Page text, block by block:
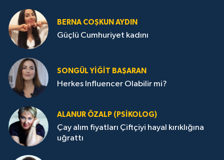
BERNA COŞKUN AYDIN
Güçlü Cumhuriyet kadını
SONGÜL YIĞIT BAŞARAN
Herkes Influencer Olabilir mi?
ALANUR ÖZALP (PSIKOLOG)
Çay alım fiyatları Çiftçiyi hayal kırıklığına
uğrattı